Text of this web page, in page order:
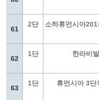
61
2단 소하휴먼시아
62
1단 한라비
63
1단 휴먼시아 3단